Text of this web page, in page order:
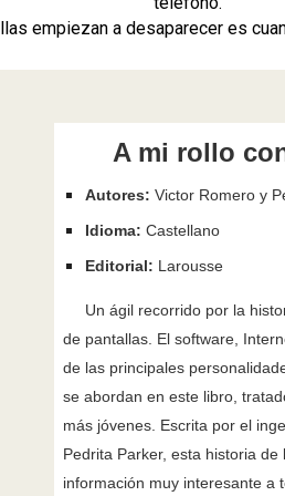
empiezan a desaparecer es
A mi rollo
Autores: Victor Romero y
Idioma: Castellano
Editorial: Larousse
Un ágil recorrido por la
de pantallas. El software,
de las principales
se abordan en este libro,
más jóvenes. Escrita por el
Pedrita Parker, esta historia
información muy interesante a